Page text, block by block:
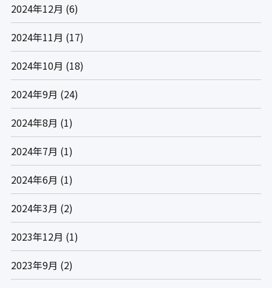
2024年12月 (6)
2024年11月 (17)
2024年10月 (18)
2024年9月 (24)
2024年8月 (1)
2024年7月 (1)
2024年6月 (1)
2024年3月 (2)
2023年12月 (1)
2023年9月 (2)